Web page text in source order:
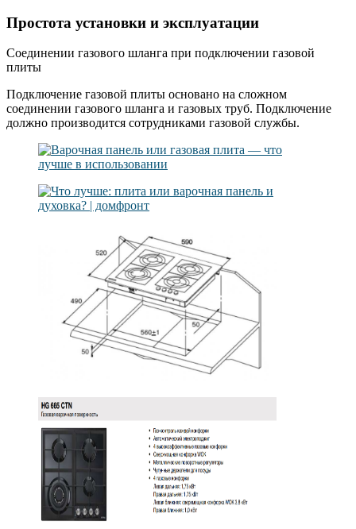
Простота установки и эксплуатации
Соединении газового шланга при подключении газовой
плиты
Подключение газовой плиты основано на сложном
соединении газового шланга и газовых труб. Подключение
должно производится сотрудниками газовой службы.